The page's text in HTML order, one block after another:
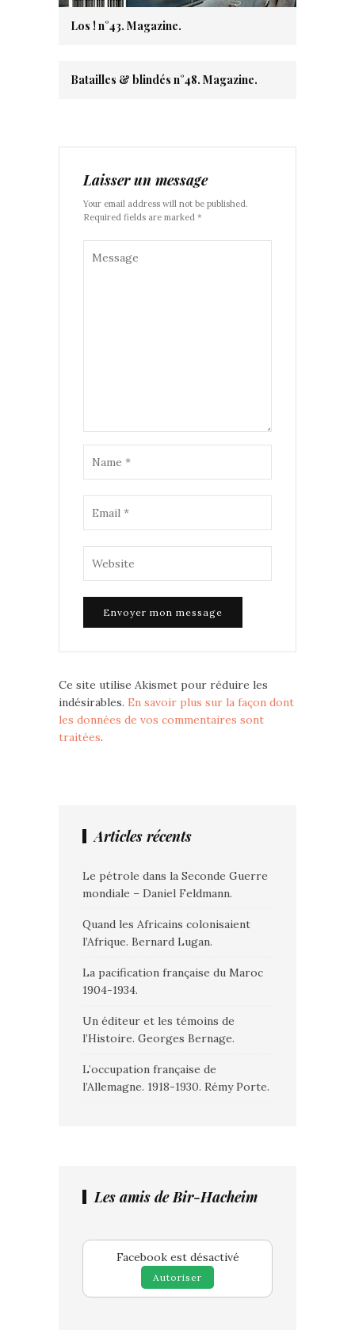
Los ! n°43. Magazine.
Batailles & blindés n°48. Magazine.
Laisser un message
Your email address will not be published.
Required fields are marked *
Ce site utilise Akismet pour réduire les
indésirables. En savoir plus sur la façon dont
les données de vos commentaires sont
traitées.
Articles récents
Le pétrole dans la Seconde Guerre
mondiale – Daniel Feldmann.
Quand les Africains colonisaient
l’Afrique. Bernard Lugan.
La pacification française du Maroc
1904-1934.
Un éditeur et les témoins de
l’Histoire. Georges Bernage.
L’occupation française de
l’Allemagne. 1918-1930. Rémy Porte.
Les amis de Bir-Hacheim
Facebook est désactivé
Autoriser